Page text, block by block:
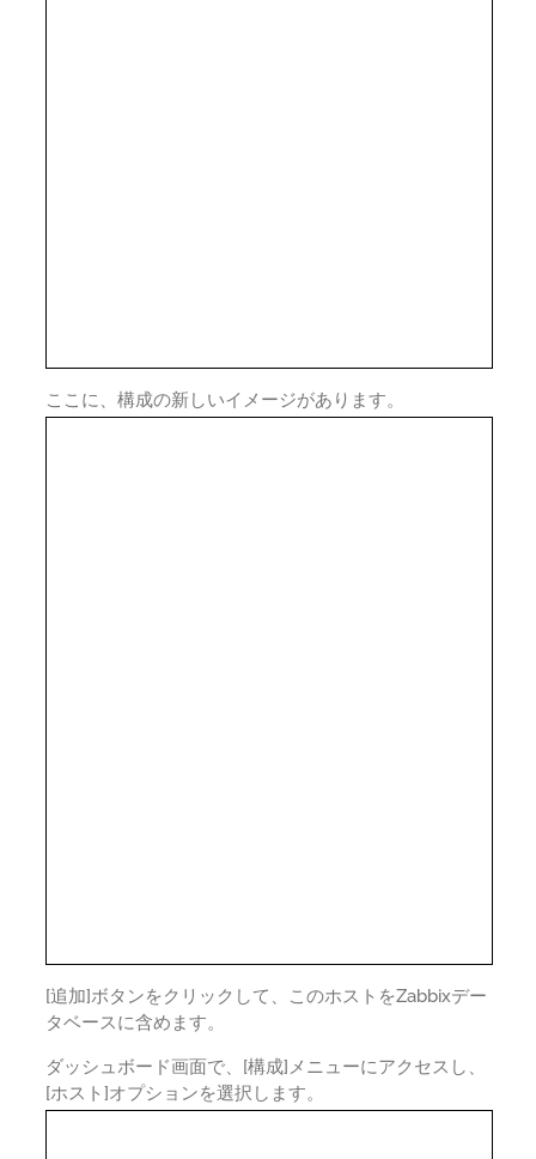
ここに、構成の新しいイメージがあります。
[追加]ボタンをクリックして、このホストをZabbixデー
タベースに含めます。
ダッシュボード画面で、[構成]メニューにアクセスし、
[ホスト]オプションを選択します。